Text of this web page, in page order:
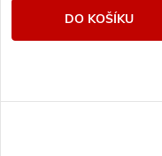
DO KOŠÍKU